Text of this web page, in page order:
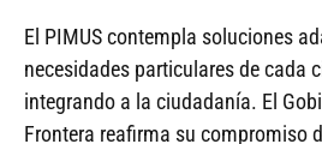
El PIMUS contempla soluciones
necesidades particulares de cada
integrando a la ciudadanía. El
Frontera reafirma su compromiso